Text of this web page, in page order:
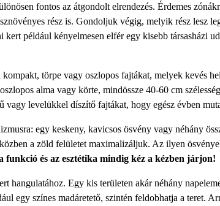
fontos az átgondolt elrendezés. Érdemes
rész is. Gondoljuk végig, melyik rész lesz
például kényelmesen elfér egy kisebb társasházi
kompakt, törpe vagy oszlopos fajtákat, melyek kevés
alma vagy körte, mindössze 40-60 cm
levelükkel díszítő fajtákat, hogy egész évben
egy keskeny, kavicsos ösvény vagy néhány
a zöld felületet maximalizáljuk. Az ilyen
funkció és az esztétika mindig kéz a kézben járjon!
hangulatához. Egy kis területen akár néhány
egy színes madáretető, szintén feldobhatja a teret.